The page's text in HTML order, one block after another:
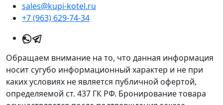
sales@kupi-kotel.ru
+7 (963) 629-74-34
Обращаем внимание на то, что данная информация
носит сугубо информационный характер и не при
каких условиях не является публичной офертой,
определяемой ст. 437 ГК РФ. Бронирование товара